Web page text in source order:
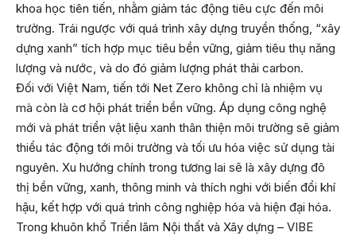
khoa học tiên tiến, nhằm giảm tác động tiêu cực đến môi
trường. Trái ngược với quá trình xây dựng truyền thống, “xây
dựng xanh” tích hợp mục tiêu bền vững, giảm tiêu thụ năng
lượng và nước, và do đó giảm lượng phát thải carbon.
Đối với Việt Nam, tiến tới Net Zero không chỉ là nhiệm vụ
mà còn là cơ hội phát triển bền vững. Áp dụng công nghệ
mới và phát triển vật liệu xanh thân thiện môi trường sẽ giảm
thiểu tác động tới môi trường và tối ưu hóa việc sử dụng tài
nguyên. Xu hướng chính trong tương lai sẽ là xây dựng đô
thị bền vững, xanh, thông minh và thích nghi với biến đổi khí
hậu, kết hợp với quá trình công nghiệp hóa và hiện đại hóa.
Trong khuôn khổ Triển lãm Nội thất và Xây dựng – VIBE